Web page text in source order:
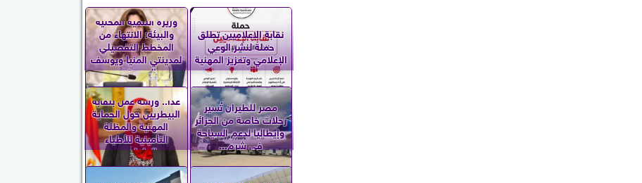
نقابة الإعلاميين تطلق
حملة لنشر الوعي
الإعلامي وتعزيز المهنية
وزيرة التنمية المحلية
والبيئة: الانتهاء من
المخطط التفصيلي
لمدينتي المنيا ويوسف
الصديق...
مصر للطيران تُسير
رحلات خاصة من الجزائر
وإيطاليا لدعم السياحة
في شرم...
غدا.. ورشة عمل بنقابة
البيطريين حول الحماية
المهنية والمظلة
التأمينية للأطباء
العاملين...